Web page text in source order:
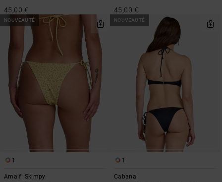
45,00 € 45,00 €
NOUVEAUTÉ
1
Amalfi Skimpy
NOUVEAUTÉ
1
Cabana